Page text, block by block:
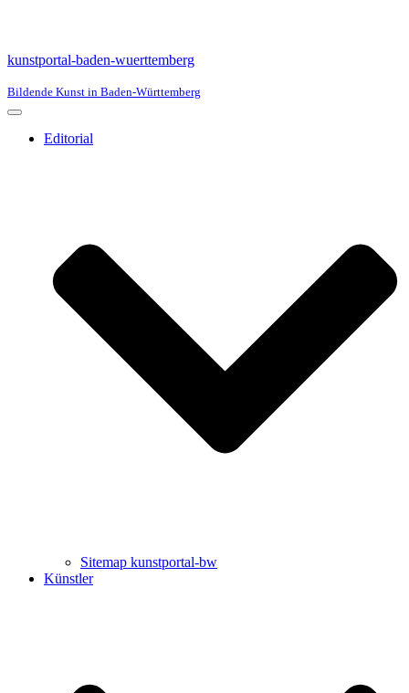
Uli Rothfuss
Harald Schwiers
kunstportal-baden-wuerttemberg
Bildende Kunst in Baden-Württemberg
Navigationsmenü
Editorial
Sitemap kunstportal-bw
Künstler